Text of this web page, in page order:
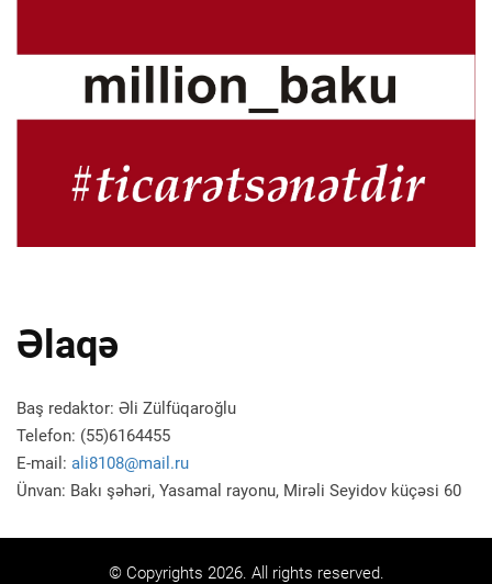
Əlaqə
Baş redaktor: Əli Zülfüqaroğlu
Telefon: (55)6164455
E-mail: ali8108@mail.ru
Ünvan: Bakı şəhəri, Yasamal rayonu, Mirəli Seyidov küçəsi 60
© Copyrights 2026. All rights reserved.